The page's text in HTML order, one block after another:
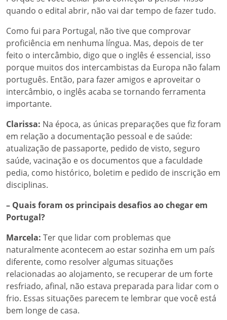
quando o edital abrir, não vai dar tempo de fazer tudo.
Como fui para Portugal, não tive que comprovar
proficiência em nenhuma língua. Mas, depois de ter
feito o intercâmbio, digo que o inglês é essencial, isso
porque muitos dos intercambistas da Europa não falam
português. Então, para fazer amigos e aproveitar o
intercâmbio, o inglês acaba se tornando ferramenta
importante.
Clarissa: Na época, as únicas preparações que fiz foram
em relação a documentação pessoal e de saúde:
atualização de passaporte, pedido de visto, seguro
saúde, vacinação e os documentos que a faculdade
pedia, como histórico, boletim e pedido de inscrição em
disciplinas.
– Quais foram os principais desafios ao chegar em
Portugal?
Marcela: Ter que lidar com problemas que
naturalmente acontecem ao estar sozinha em um país
diferente, como resolver algumas situações
relacionadas ao alojamento, se recuperar de um forte
resfriado, afinal, não estava preparada para lidar com o
frio. Essas situações parecem te lembrar que você está
bem longe de casa.